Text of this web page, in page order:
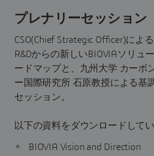
プレナリーセッション
CSO(Chief Strategic Officer)によ
R&Dからの新しいBIOVIAソリュ
ードマップと、九州大学 カーボ
ー国際研究所 石原教授による基
セッション。
以下の資料をダウンロードして
BIOVIA Vision and Direction